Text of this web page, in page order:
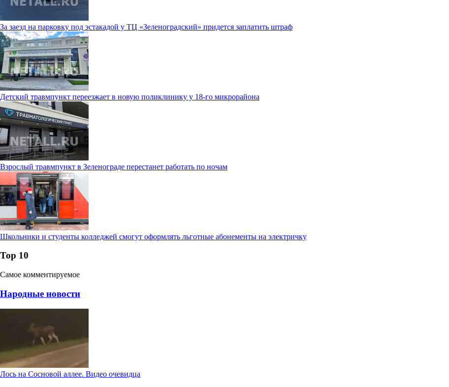
За заезд на парковку под эстакадой у ТЦ «Зеленоградский» придется заплатить штраф
Детский травмпункт переезжает в новую поликлинику у 18-го микрорайона
Взрослый травмпункт в Зеленограде перестанет работать по ночам
Школьники и студенты колледжей смогут оформлять льготные абонементы на электричку
Тор 10
Самое комментируемое
Народные новости
Лось на Сосновой аллее. Видео очевидца